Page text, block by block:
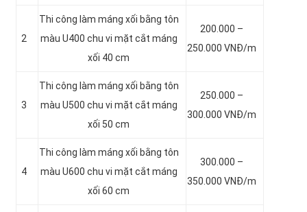
2
Thi công làm máng xối bằng tôn
màu U400 chu vi mặt cắt máng
xối 40 cm
200.000 –
250.000 VNĐ/m
3
Thi công làm máng xối bằng tôn
màu U500 chu vi mặt cắt máng
xối 50 cm
250.000 –
300.000 VNĐ/m
4
Thi công làm máng xối bằng tôn
màu U600 chu vi mặt cắt máng
xối 60 cm
300.000 –
350.000 VNĐ/m